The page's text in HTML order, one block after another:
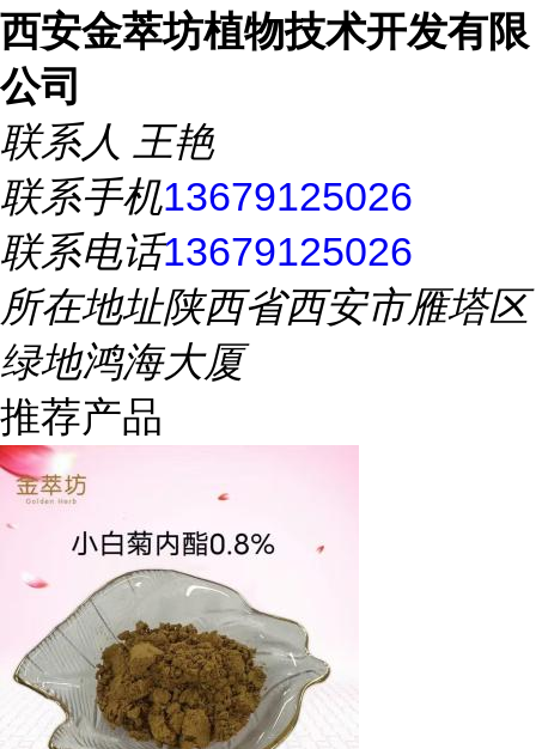
西安金萃坊植物技术开发有限
公司
联系人 王艳
联系手机13679125026
联系电话13679125026
所在地址陕西省西安市雁塔区
绿地鸿海大厦
推荐产品